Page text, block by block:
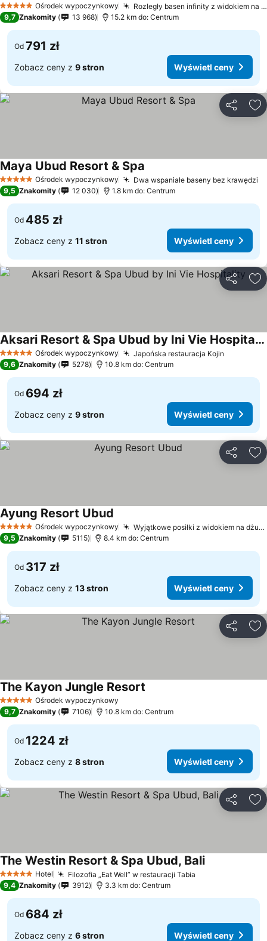
5 KategoriaOśrodek wypoczynkowy Rozległy basen infinity z widokiem na dżunglę
9,7 Znakomity 13 968 15.2 km do: Centrum
Od 791 zł
Zobacz ceny z 9 stron Wyświetl ceny
5 KategoriaOśrodek wypoczynkowy Dwa wspaniałe baseny bez krawędzi
Maya Ubud Resort & Spa
9,5 Znakomity 12 030 1.8 km do: Centrum
Od 485 zł
Zobacz ceny z 11 stron Wyświetl ceny
5 KategoriaOśrodek wypoczynkowy Japońska restauracja Kojin
Aksari Resort & Spa Ubud by Ini Vie Hospitality
9,6 Znakomity 5278 10.8 km do: Centrum
Od 694 zł
Zobacz ceny z 9 stron Wyświetl ceny
5 KategoriaOśrodek wypoczynkowy Wyjątkowe posiłki z widokiem na dżunglę
Ayung Resort Ubud
9,5 Znakomity 5115 8.4 km do: Centrum
Od 317 zł
Zobacz ceny z 13 stron Wyświetl ceny
5 KategoriaOśrodek wypoczynkowy
The Kayon Jungle Resort
9,7 Znakomity 7106 10.8 km do: Centrum
Od 1224 zł
Zobacz ceny z 8 stron Wyświetl ceny
5 KategoriaHotel Filozofia „Eat Well” w restauracji Tabia
The Westin Resort & Spa Ubud, Bali
9,4 Znakomity 3912 3.3 km do: Centrum
Od 684 zł
Zobacz ceny z 6 stron Wyświetl ceny